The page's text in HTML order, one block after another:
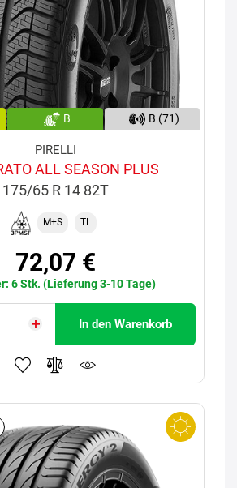
B B (71)
PIRELLI
ALL SEASON PLUS
175/65 R 14 82T
M+S TL
72,07 €
6 Stk. (Lieferung 3-10 Tage)
In den Warenkorb